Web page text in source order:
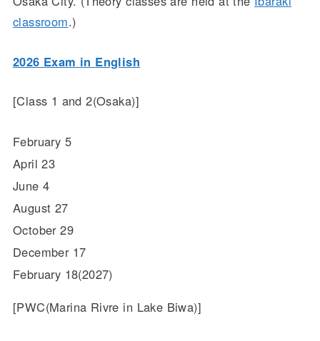
classroom.)
2026 Exam in English
[Class 1 and 2(Osaka)]
February 5
April 23
June 4
August 27
October 29
December 17
February 18(2027)
[PWC(Marina Rivre in Lake Biwa)]